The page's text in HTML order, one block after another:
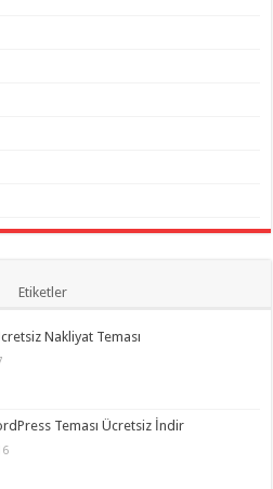
Etiketler
Nakliyat Teması
Teması Ücretsiz İndir